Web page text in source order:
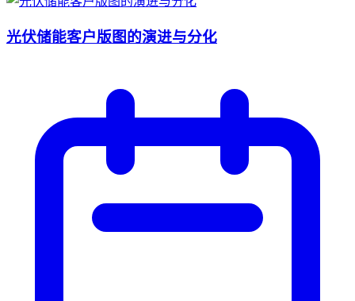
光伏储能客户版图的演进与分化